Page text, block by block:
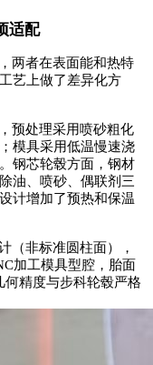
适配
两者在表面能和热特
艺上做了差异化方
预处理采用喷砂粗化
模具采用低温慢速浇
钢芯轮毂方面，钢材
油、喷砂、偶联剂三
计增加了预热和保温
（非标准圆柱面），
加工模具型腔，胎面
何精度与步科轮毂严格